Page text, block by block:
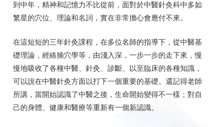
到中年，精神和記憶力不比從前，面對於中醫針灸科中多如
繁星的穴位、理論和名詞，實在非常擔心會應付不來。
在這短短的三年針灸課程，在多位名師的指導下，從中醫基
礎理論，經絡腧穴學等，由淺入深，一步一步的走下來，慢
慢地吸收了各種中醫、針灸、診斷、以至臨床的各種知識，
可以說在中醫針灸方面以打下一個重要的基礎。還記得老師
所講，當開始認識了中醫之後，生命開始變得不一樣；對自
己的身體、健康和醫療等重新有一個新認識。